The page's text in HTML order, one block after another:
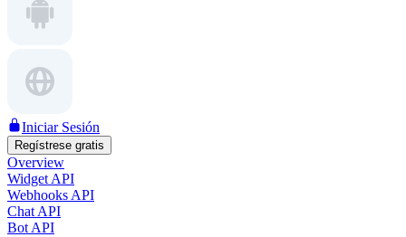
Iniciar Sesión
Regístrese gratis
Overview
Widget API
Webhooks API
Chat API
Bot API